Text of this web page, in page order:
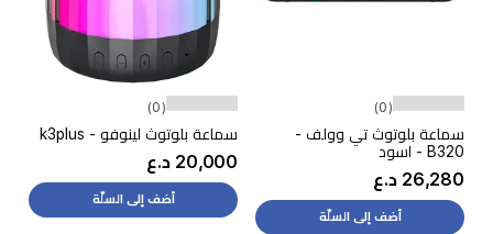
(0)
سماعة بلوتوث تي وولف -
B320 - اسود
26,280 د.ع
أضف إلى السلّة
(0)
سماعة بلوتوث لينوفو - k3plus
20,000 د.ع
أضف إلى السلّة